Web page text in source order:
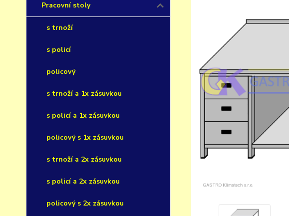
Pracovní stoly
s trnoží
s policí
policový
s trnoží a 1x zásuvkou
s policí a 1x zásuvkou
policový s 1x zásuvkou
s trnoží a 2x zásuvkou
s policí a 2x zásuvkou
policový s 2x zásuvkou